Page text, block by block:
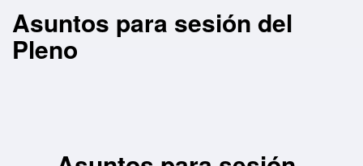
Asuntos para sesión del
Pleno